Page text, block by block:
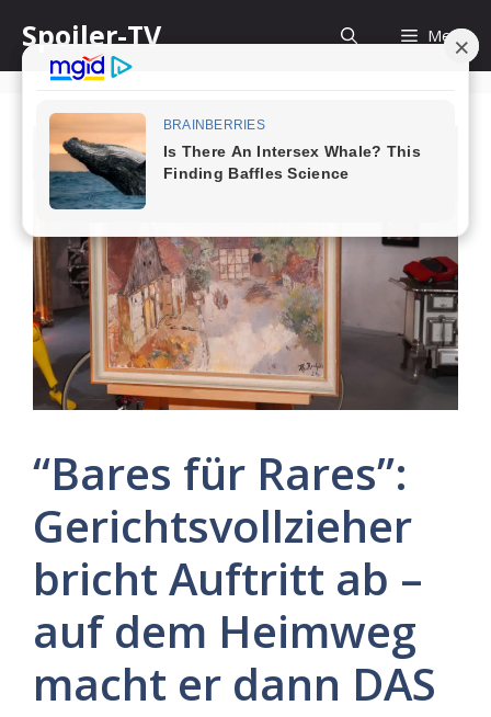
content
Spoiler-TV Menu
“Bares für Rares”:
Gerichtsvollzieher
bricht Auftritt ab –
auf dem Heimweg
macht er dann DAS